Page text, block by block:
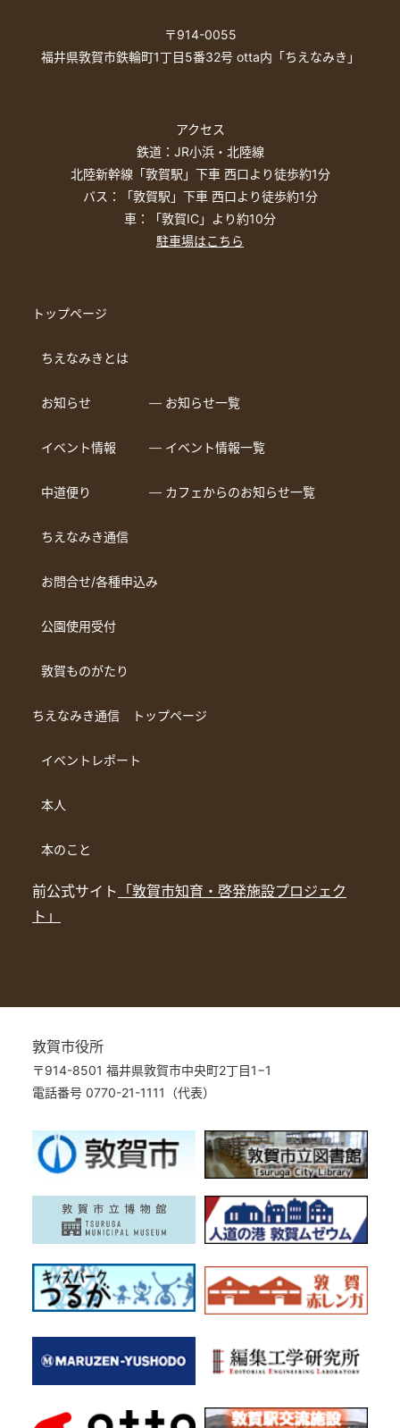
〒914-0055
福井県敦賀市鉄輪町1丁目5番32号 otta内「ちえなみき」
アクセス
鉄道：JR小浜・北陸線
北陸新幹線「敦賀駅」下車 西口より徒歩約1分
バス：「敦賀駅」下車 西口より徒歩約1分
車：「敦賀IC」より約10分
駐車場はこちら
トップページ
ちえなみきとは
お知らせ ― お知らせ一覧
イベント情報 ― イベント情報一覧
中道便り ― カフェからのお知らせ一覧
ちえなみき通信
お問合せ/各種申込み
公園使用受付
敦賀ものがたり
ちえなみき通信 トップページ
イベントレポート
本人
本のこと
前公式サイト 「敦賀市知育・啓発施設プロジェク
ト」
敦賀市役所
〒914-8501 福井県敦賀市中央町2丁目1−1
電話番号 0770-21-1111（代表）